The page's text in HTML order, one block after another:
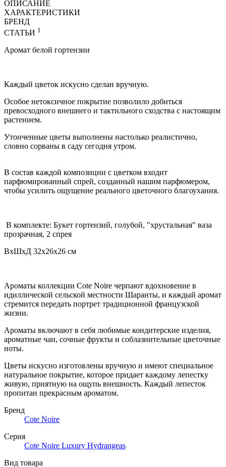
ОПИСАНИЕ
ХАРАКТЕРИСТИКИ
БРЕНД
СТАТЬИ 1
Аромат белой гортензии
Каждый цветок искусно сделан вручную.
Особое нетоксичное покрытие позволило добиться
превосходного внешнего и тактильного сходства с настоящим
растением.
Утонченные цветы выполнены настолько реалистично,
словно сорваны в саду сегодня утром.
В состав каждой композиции с цветком входит
парфюмированный спрей, созданный нашим парфюмером,
чтобы усилить ощущение реального цветочного благоухания.
В комплекте: Букет гортензий, голубой, "хрустальная" ваза
прозрачная, 2 спрея
ВхШхД 32х26х26 см
Ароматы коллекции Cote Noire черпают вдохновение в
идиллической сельской местности Шаранты, и каждый аромат
стремится передать портрет традиционной французской
жизни.
Ароматы включают в себя любимые кондитерские изделия,
ароматные чаи, сочные фрукты и соблазнительные цветочные
ноты.
Цветы искусно изготовлены вручную и имеют специальное
натуральное покрытие, которое придает каждому лепестку
живую, приятную на ощупь внешность. Каждый лепесток
пропитан прекрасным ароматом.
Бренд
Cote Noire
Серия
Cote Noire Luxury Hydrangeas
Вид товара